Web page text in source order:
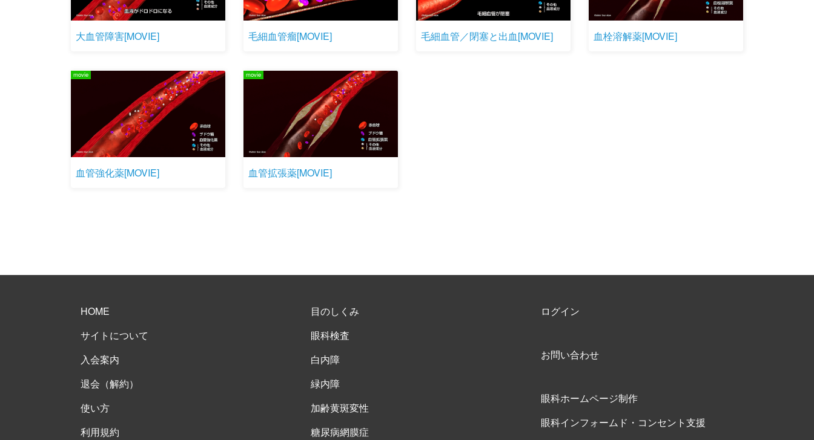
大血管障害[MOVIE] 毛細血管瘤[MOVIE] 毛細血管／閉塞と出血[MOVIE] 血栓溶解薬[MOVIE]
movie
血管強化薬[MOVIE]
movie
血管拡張薬[MOVIE]
HOME
サイトについて
入会案内
退会（解約）
使い方
利用規約
目のしくみ
眼科検査
白内障
緑内障
加齢黄斑変性
糖尿病網膜症
ログイン
お問い合わせ
眼科ホームページ制作
眼科インフォームド・コンセント支援